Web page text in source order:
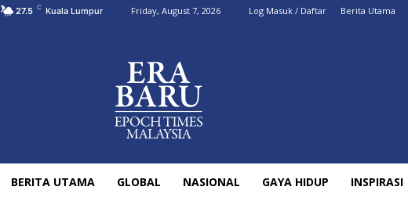
27.5 C Kuala Lumpur Friday, August 7, 2026 Log Masuk / Daftar Berita Utama
BERITA UTAMA GLOBAL NASIONAL GAYA HIDUP INSPIRASI